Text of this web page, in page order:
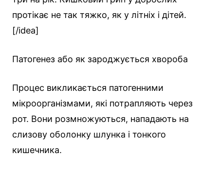
протікає не так тяжко, як у літніх і дітей.
[/idea]
Патогенез або як зароджується хвороба
Процес викликається патогенними
мікроорганізмами, які потрапляють через
рот. Вони розмножуються, нападають на
слизову оболонку шлунка і тонкого
кишечника.